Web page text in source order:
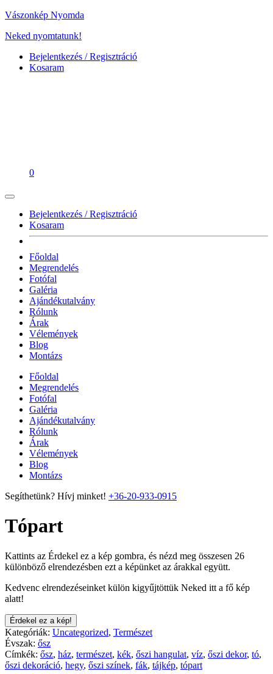
Vászonkép Nyomda
Neked nyomtatunk!
Bejelentkezés / Regisztráció
Kosaram
0
Bejelentkezés / Regisztráció
Kosaram
Főoldal
Megrendelés
Fotófal
Galéria
Ajándékutalvány
Rólunk
Árak
Vélemények
Blog
Montázs
Főoldal
Megrendelés
Fotófal
Galéria
Ajándékutalvány
Rólunk
Árak
Vélemények
Blog
Montázs
Segíthetünk? Hívj minket! +36-20-933-0915
Tópart
Kattints az Érdekel ez a kép gombra, és nézd meg összesen 26
különböző elrendezésben ezt a képünket az árakkal együtt.
Kedvenc elrendezéseinket külön kigyűjtöttük Neked itt a fő kép
alatt!
Érdekel ez a kép!
Kategóriák: Uncategorized, Természet
Évszak: ősz
Címkék: ősz, ház, természet, kék, őszi hangulat, víz, őszi dekor, tó,
őszi dekoráció, hegy, őszi színek, fák, tájkép, tópart